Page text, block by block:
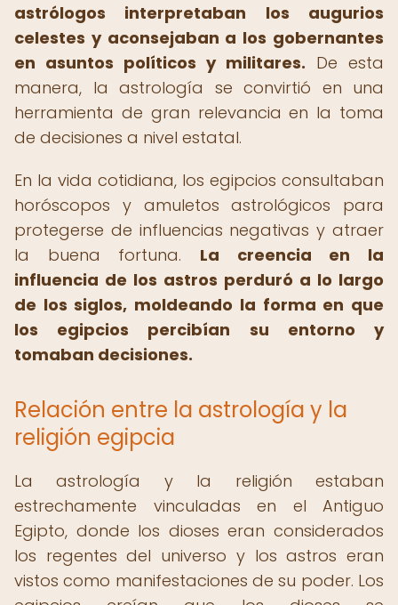
astrólogos interpretaban los augurios
celestes y aconsejaban a los gobernantes
en asuntos políticos y militares. De esta
manera, la astrología se convirtió en una
herramienta de gran relevancia en la toma
de decisiones a nivel estatal.
En la vida cotidiana, los egipcios consultaban
horóscopos y amuletos astrológicos para
protegerse de influencias negativas y atraer
la buena fortuna. La creencia en la
influencia de los astros perduró a lo largo
de los siglos, moldeando la forma en que
los egipcios percibían su entorno y
tomaban decisiones.
Relación entre la astrología y la
religión egipcia
La astrología y la religión estaban
estrechamente vinculadas en el Antiguo
Egipto, donde los dioses eran considerados
los regentes del universo y los astros eran
vistos como manifestaciones de su poder. Los